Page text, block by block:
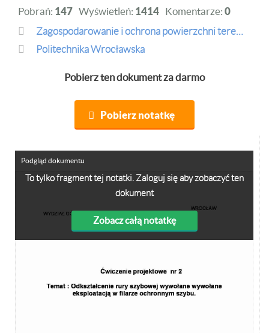
Pobrań: 147 Wyświetleń: 1414 Komentarze: 0
zagospodarowanie i ochrona powierzchni terenu
Politechnika Wrocławska
Pobierz ten dokument za darmo
Pobierz notatkę
To tylko fragment tej notatki. Zaloguj się aby zobaczyć ten
dokument
Zobacz całą notatkę
Podgląd dokumentu